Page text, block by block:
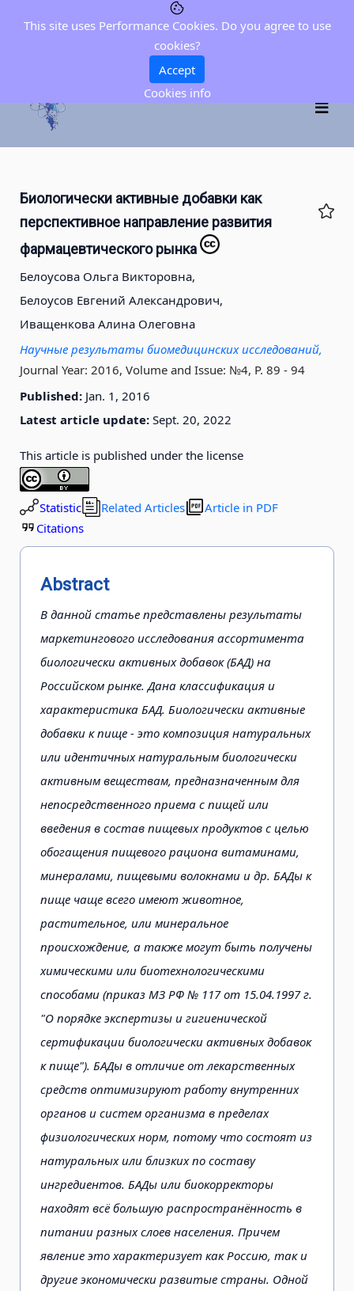
Биологически активные добавки как
перспективное направление развития
фармацевтического рынка
Белоусова Ольга Викторовна,
Белоусов Евгений Александрович,
Иващенкова Алина Олеговна
Научные результаты биомедицинских исследований,
Journal Year: 2016, Volume and Issue: №4, P. 89 - 94
Published: Jan. 1, 2016
Latest article update: Sept. 20, 2022
This article is published under the license
Statistic Related Articles
Article in PDF
Citations
Abstract
В данной статье представлены результаты
маркетингового исследования ассортимента
биологически активных добавок (БАД) на
Российском рынке. Дана классификация и
характеристика БАД. Биологически активные
добавки к пище - это композиция натуральных
или идентичных натуральным биологически
активным веществам, предназначенным для
непосредственного приема с пищей или
введения в состав пищевых продуктов с целью
обогащения пищевого рациона витаминами,
минералами, пищевыми волокнами и др. БАДы к
пище чаще всего имеют животное,
растительное, или минеральное
происхождение, а также могут быть получены
химическими или биотехнологическими
способами (приказ МЗ РФ № 117 от 15.04.1997 г.
"О порядке экспертизы и гигиенической
сертификации биологически активных добавок
к пище"). БАДы в отличие от лекарственных
средств оптимизируют работу внутренних
органов и систем организма в пределах
физиологических норм, потому что состоят из
натуральных или близких по составу
ингредиентов. БАДы или биокорректоры
находят всё большую распространённость в
питании разных слоев населения. Причем
явление это характеризует как Россию, так и
другие экономически развитые страны. Одной
This site uses Performance Cookies. Do you agree to use
cookies?
Accept
Cookies info